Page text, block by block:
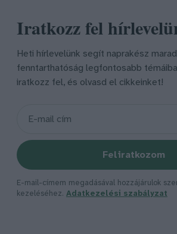
Iratkozz fel
Heti hírlevelünk segít naprakész
fenntarthatóság legfontosabb
iratkozz fel, és olvasd el cikkeinket!
Feliratkozom
E-mail-címem megadásával hozzájárulok
kezeléséhez. Adatkezelési szabályzat